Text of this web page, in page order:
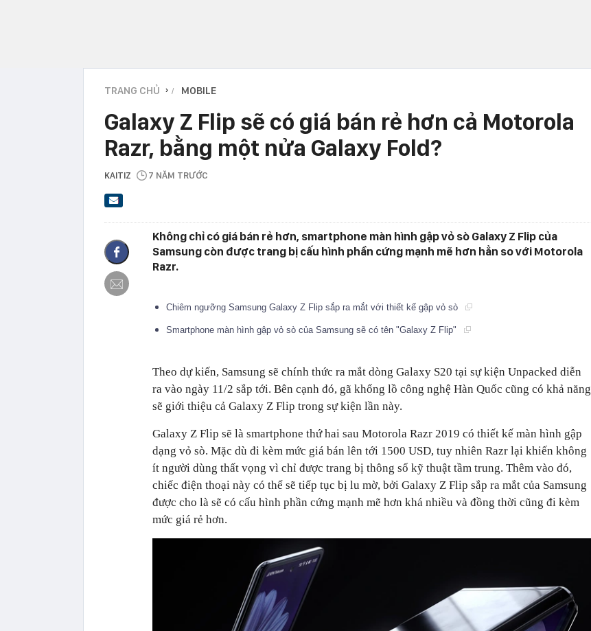
TRANG CHỦ › MOBILE
Galaxy Z Flip sẽ có giá bán rẻ hơn cả Motorola
Razr, bằng một nửa Galaxy Fold?
KAITIZ 7 NĂM TRƯỚC
Không chỉ có giá bán rẻ hơn, smartphone màn hình gập vỏ sò Galaxy Z Flip của
Samsung còn được trang bị cấu hình phần cứng mạnh mẽ hơn hẳn so với Motorola
Razr.
Chiêm ngưỡng Samsung Galaxy Z Flip sắp ra mắt với thiết kế gập vỏ sò
Smartphone màn hình gập vỏ sò của Samsung sẽ có tên "Galaxy Z Flip"
Theo dự kiến, Samsung sẽ chính thức ra mắt dòng Galaxy S20 tại sự kiện Unpacked diễn
ra vào ngày 11/2 sắp tới. Bên cạnh đó, gã khổng lồ công nghệ Hàn Quốc cũng có khả năng
sẽ giới thiệu cả Galaxy Z Flip trong sự kiện lần này.
Galaxy Z Flip sẽ là smartphone thứ hai sau Motorola Razr 2019 có thiết kế màn hình gập
dạng vỏ sò. Mặc dù đi kèm mức giá bán lên tới 1500 USD, tuy nhiên Razr lại khiến không
ít người dùng thất vọng vì chỉ được trang bị thông số kỹ thuật tầm trung. Thêm vào đó,
chiếc điện thoại này có thể sẽ tiếp tục bị lu mờ, bởi Galaxy Z Flip sắp ra mắt của Samsung
được cho là sẽ có cấu hình phần cứng mạnh mẽ hơn khá nhiều và đồng thời cũng đi kèm
mức giá rẻ hơn.